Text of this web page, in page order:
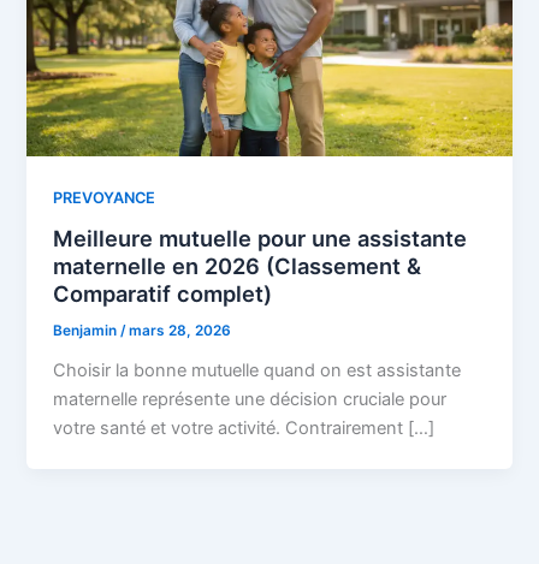
PREVOYANCE
Meilleure mutuelle pour une assistante
maternelle en 2026 (Classement &
Comparatif complet)
Benjamin/mars 28, 2026
Choisir la bonne mutuelle quand on est assistante
maternelle représente une décision cruciale pour
votre santé et votre activité. Contrairement […]